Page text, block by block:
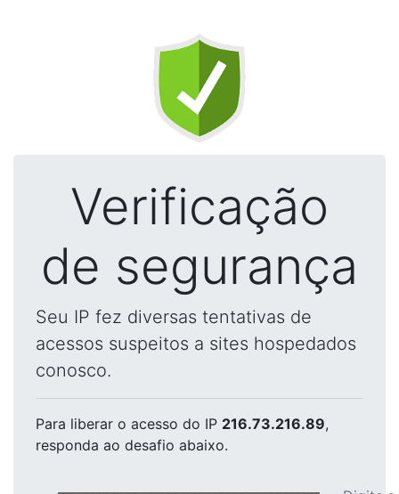
Verificação
de segurança
Seu IP fez diversas tentativas de
acessos suspeitos a sites hospedados
conosco.
Para liberar o acesso do IP 216.73.216.89,
responda ao desafio abaixo.